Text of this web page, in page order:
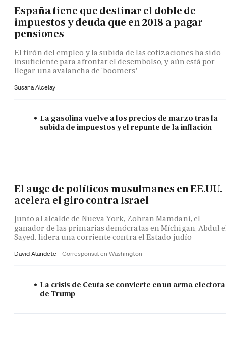
España tiene que destinar el doble de
impuestos y deuda que en 2018 a pagar
pensiones
El tirón del empleo y la subida de las cotizaciones ha sido
insuficiente para afrontar el desembolso, y aún está por
llegar una avalancha de 'boomers'
Susana Alcelay
La gasolina vuelve a los precios de marzo tras la
subida de impuestos y el repunte de la inflación
El auge de políticos musulmanes en EE.UU.
acelera el giro contra Israel
Junto al alcalde de Nueva York, Zohran Mamdani, el
ganador de las primarias demócratas en Míchigan, Abdul
Sayed, lidera una corriente contra el Estado judío
David Alandete Corresponsal en Washington
La crisis de Ceuta se convierte en un arma
de Trump